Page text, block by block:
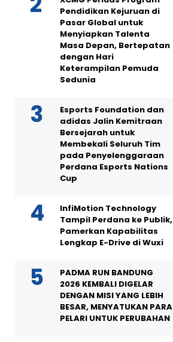
Pendidikan Kejuruan di
Pasar Global untuk
Menyiapkan Talenta
Masa Depan, Bertepatan
dengan Hari
Keterampilan Pemuda
Sedunia
Esports Foundation dan
adidas Jalin Kemitraan
Bersejarah untuk
Membekali Seluruh Tim
pada Penyelenggaraan
Perdana Esports Nations
Cup
InfiMotion Technology
Tampil Perdana ke Publik,
Pamerkan Kapabilitas
Lengkap E-Drive di Wuxi
PADMA RUN BANDUNG
2026 KEMBALI DIGELAR
DENGAN MISI YANG LEBIH
BESAR, MENYATUKAN PARA
PELARI UNTUK PERUBAHAN